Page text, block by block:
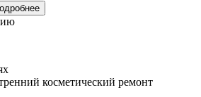
косметический ремонт